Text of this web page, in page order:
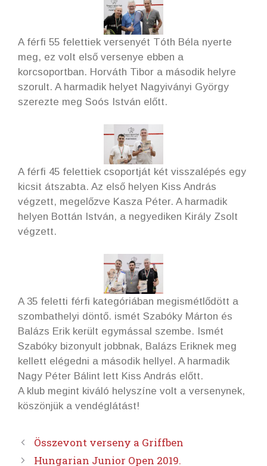
A férfi 55 felettiek versenyét Tóth Béla nyerte
meg, ez volt első versenye ebben a
korcsoportban. Horváth Tibor a második helyre
szorult. A harmadik helyet Nagyiványi György
szerezte meg Soós István előtt.
A férfi 45 felettiek csoportját két visszalépés egy
kicsit átszabta. Az első helyen Kiss András
végzett, megelőzve Kasza Péter. A harmadik
helyen Bottán István, a negyediken Király Zsolt
végzett.
A 35 feletti férfi kategóriában megismétlődött a
szombathelyi döntő. ismét Szabóky Márton és
Balázs Erik került egymással szembe. Ismét
Szabóky bizonyult jobbnak, Balázs Eriknek meg
kellett elégedni a második hellyel. A harmadik
Nagy Péter Bálint lett Kiss András előtt.
A klub megint kiváló helyszíne volt a versenynek,
köszönjük a vendéglátást!
Összevont verseny a Griffben
Hungarian Junior Open 2019.